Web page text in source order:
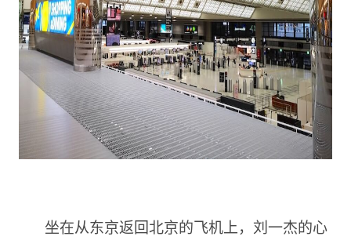
坐在从东京返回北京的飞机上，刘一杰的心